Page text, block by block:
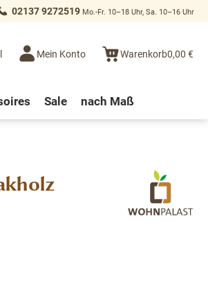
02137 9272519 Mo.-Fr. 10–18 Uhr, Sa. 10–16 Uhr
Mein Konto Warenkorb0,00 €
Sale nach Maß